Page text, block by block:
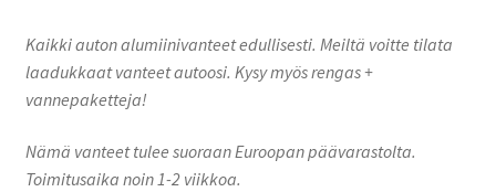
Kaikki auton alumiinivanteet edullisesti. Meiltä voitte tilata
laadukkaat vanteet autoosi. Kysy myös rengas +
vannepaketteja!
Nämä vanteet tulee suoraan Euroopan päävarastolta.
Toimitusaika noin 1-2 viikkoa.